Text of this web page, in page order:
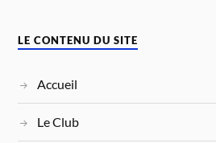
LE CONTENU DU SITE
Accueil
Le Club